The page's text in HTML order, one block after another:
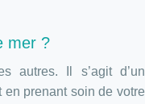
mer ?
autres. Il s’agit d’un
prenant soin de votre